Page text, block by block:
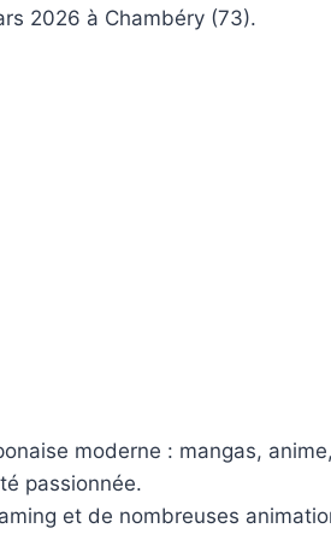
2026 à Chambéry (73).
moderne : mangas,
passionnée.
et de nombreuses